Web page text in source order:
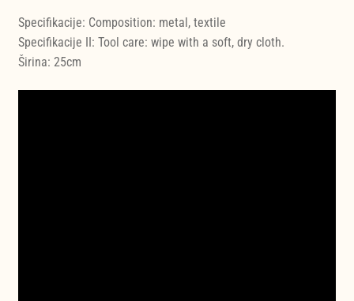
Specifikacije: Composition: metal, textile
Specifikacije II: Tool care: wipe with a soft, dry cloth.
Širina: 25cm